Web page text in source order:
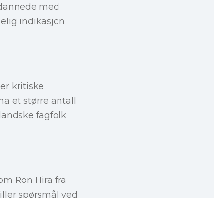
med
indikasjon
kritiske
et større antall
fagfolk
Ron Hira fra
spørsmål ved